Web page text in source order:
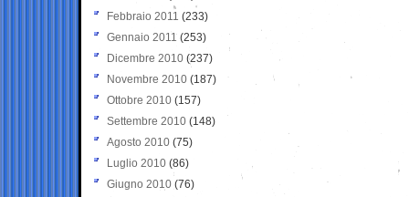
Febbraio 2011 (233)
Gennaio 2011 (253)
Dicembre 2010 (237)
Novembre 2010 (187)
Ottobre 2010 (157)
Settembre 2010 (148)
Agosto 2010 (75)
Luglio 2010 (86)
Giugno 2010 (76)